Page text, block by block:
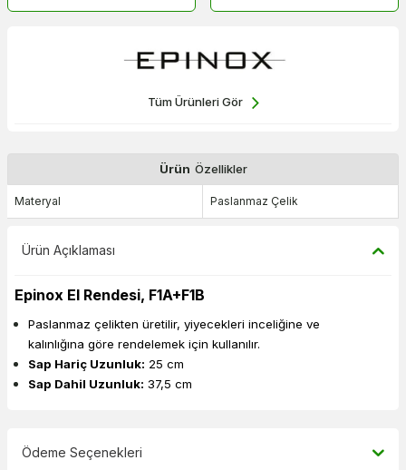
Tüm Ürünleri Gör
Ürün Özellikler
Materyal Paslanmaz Çelik
Ürün Açıklaması
Epinox El Rendesi, F1A+F1B
Paslanmaz çelikten üretilir, yiyecekleri inceliğine ve
kalınlığına göre rendelemek için kullanılır.
Sap Hariç Uzunluk: 25 cm
Sap Dahil Uzunluk: 37,5 cm
Ödeme Seçenekleri